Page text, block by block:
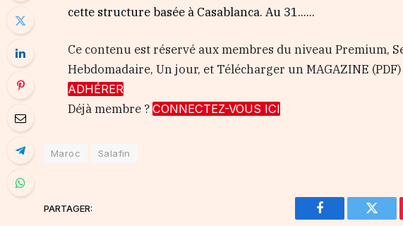
cette structure basée à Casablanca. Au 31…...
Ce contenu est réservé aux membres du niveau Premium,
Hebdomadaire, Un jour, et Télécharger un MAGAZINE
ADHÉRER
Déjà membre ?CONNECTEZ-VOUS ICI
Maroc Salafin
PARTAGER:
Facebook